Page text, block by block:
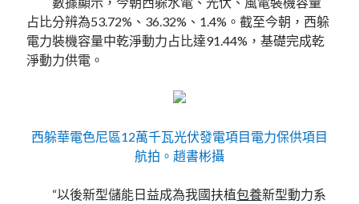
占比分辨為53.72%、36.32%、1.4%。截至今朝，西躲
電力裝機容量中乾淨動力占比達91.44%，基礎完成乾
淨動力供電。
西躲華電色尼區12萬千瓦光伏發電項目電力保供項目
航拍。趙書彬攝
“以後新型儲能日益成為我國扶植包養新型動力系